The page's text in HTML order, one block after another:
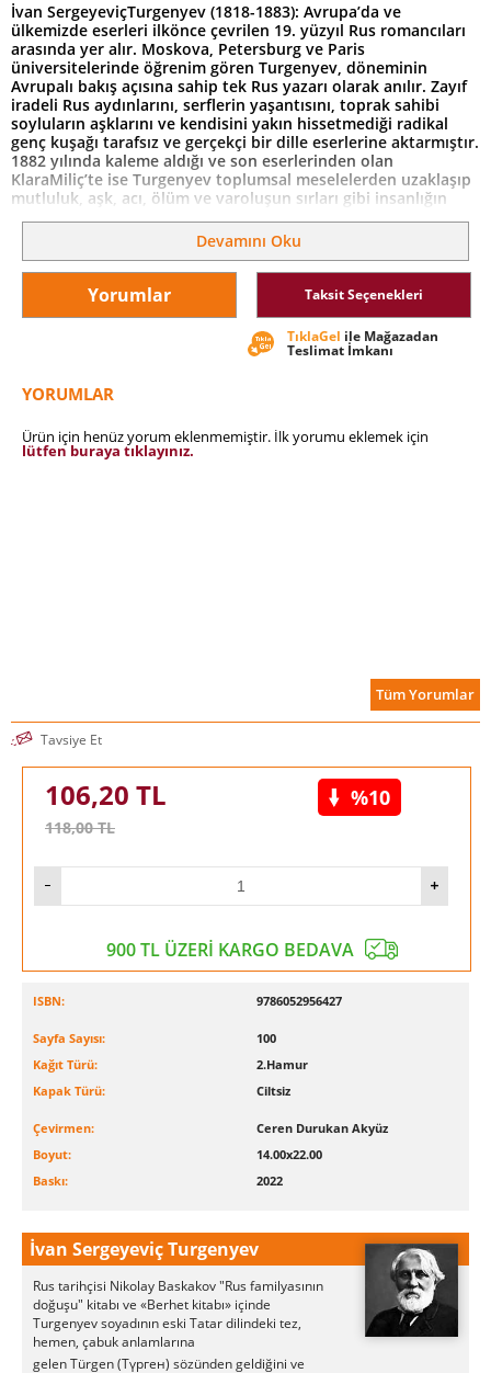
İvan SergeyeviçTurgenyev (1818-1883): Avrupa’da ve
ülkemizde eserleri ilkönce çevrilen 19. yüzyıl Rus romancıları
arasında yer alır. Moskova, Petersburg ve Paris
üniversitelerinde öğrenim gören Turgenyev, döneminin
Avrupalı bakış açısına sahip tek Rus yazarı olarak anılır. Zayıf
iradeli Rus aydınlarını, serflerin yaşantısını, toprak sahibi
soyluların aşklarını ve kendisini yakın hissetmediği radikal
genç kuşağı tarafsız ve gerçekçi bir dille eserlerine aktarmıştır.
1882 yılında kaleme aldığı ve son eserlerinden olan
KlaraMiliç’te ise Turgenyev toplumsal meselelerden uzaklaşıp
mutluluk, aşk, acı, ölüm ve varoluşun sırları gibi insanlığın
sonsuz meselelerine odaklanır. Turgenyev dünyada olduğu
gibi ülkemizde de pek çok yazarı etkilemiş, hatta Sabahattin
Ali Kürk Mantolu Madonna eserinde KlaraMiliç’e atıfta
bulunmuştur.
Devamını Oku
Yorumlar Taksit Seçenekleri
TıklaGel ile Mağazadan
Teslimat İmkanı
YORUMLAR
Ürün için henüz yorum eklenmemiştir. İlk yorumu eklemek için
lütfen buraya tıklayınız.
Tüm Yorumlar
Tavsiye Et
106,20 TL
118,00TL
%10
900 TL ÜZERİ KARGO BEDAVA
ISBN: 9786052956427
Sayfa Sayısı:
100
Kağıt Türü:
2.Hamur
Kapak Türü:
Ciltsiz
Çevirmen:
Ceren Durukan Akyüz
Boyut:
14.00x22.00
Baskı:
2022
İvan Sergeyeviç Turgenyev
Rus tarihçisi Nikolay Baskakov "Rus familyasının
doğuşu" kitabı ve «Berhet kitabı» içinde
Turgenyev soyadının eski Tatar dilindeki tez,
hemen, çabuk anlamlarına
gelen Türgen (Түрген) sözünden geldiğini ve